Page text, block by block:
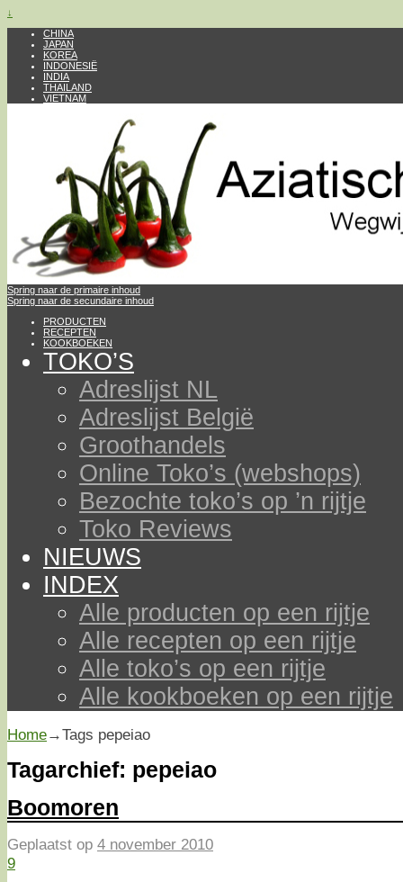
↓
CHINA
JAPAN
KOREA
INDONESIË
INDIA
THAILAND
VIETNAM
Spring naar de primaire inhoud
Spring naar de secundaire inhoud
PRODUCTEN
RECEPTEN
KOOKBOEKEN
TOKO’S
Adreslijst NL
Adreslijst België
Groothandels
Online Toko’s (webshops)
Bezochte toko’s op ’n rijtje
Toko Reviews
NIEUWS
INDEX
Alle producten op een rijtje
Alle recepten op een rijtje
Alle toko’s op een rijtje
Alle kookboeken op een rijtje
Home→Tags pepeiao
Tagarchief: pepeiao
Boomoren
Geplaatst op 4 november 2010
9